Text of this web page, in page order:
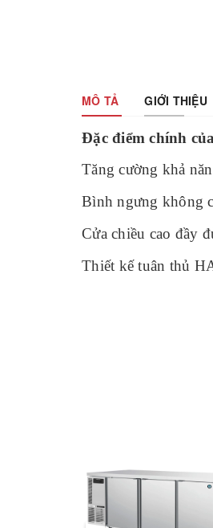
MÔ TẢ GIỚI THIỆU
Đặc điểm chính
Tăng cường khả
Bình ngưng không
Cửa chiều cao đầy
Thiết kế tuân thủ
Model
Trọng lượng tịnh